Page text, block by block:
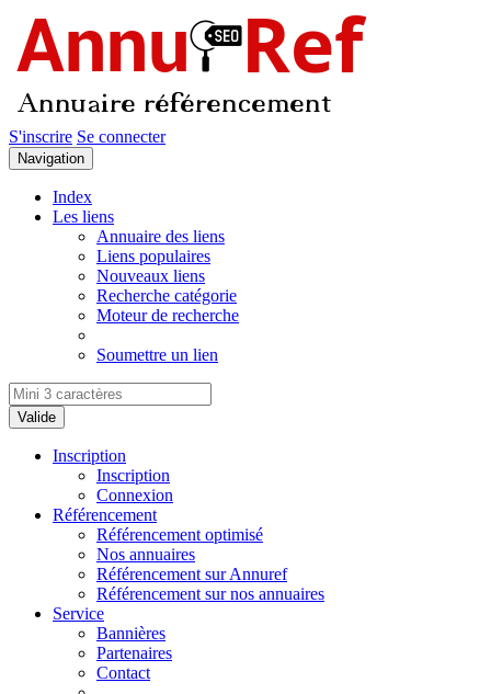
S'inscrire Se connecter
Navigation
Index
Les liens
Annuaire des liens
Liens populaires
Nouveaux liens
Recherche catégorie
Moteur de recherche
Soumettre un lien
Valide
Inscription
Inscription
Connexion
Référencement
Référencement optimisé
Nos annuaires
Référencement sur Annuref
Référencement sur nos annuaires
Service
Bannières
Partenaires
Contact